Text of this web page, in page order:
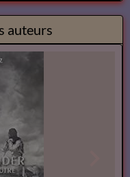
auteurs